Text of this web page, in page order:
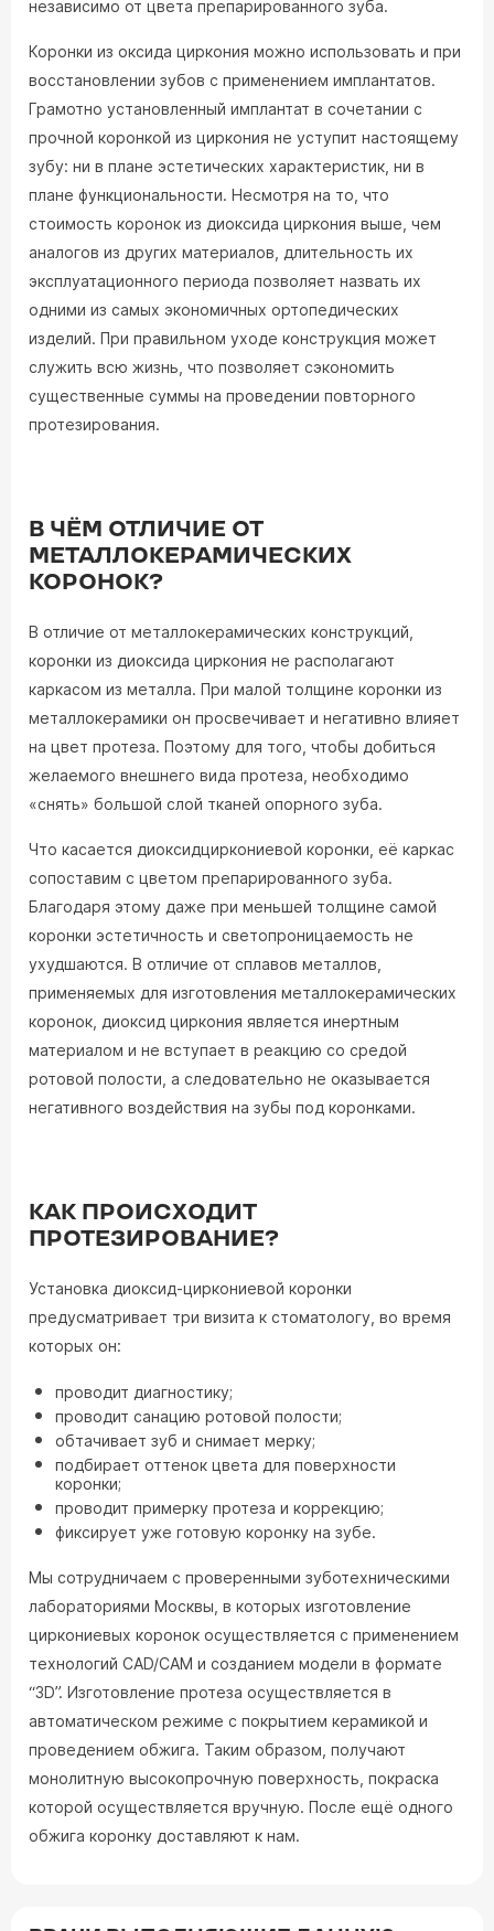
независимо от цвета препарированного зуба.
Коронки из оксида циркония можно использовать и при
восстановлении зубов с применением имплантатов.
Грамотно установленный имплантат в сочетании с
прочной коронкой из циркония не уступит настоящему
зубу: ни в плане эстетических характеристик, ни в
плане функциональности. Несмотря на то, что
стоимость коронок из диоксида циркония выше, чем
аналогов из других материалов, длительность их
эксплуатационного периода позволяет назвать их
одними из самых экономичных ортопедических
изделий. При правильном уходе конструкция может
служить всю жизнь, что позволяет сэкономить
существенные суммы на проведении повторного
протезирования.
В ЧЁМ ОТЛИЧИЕ ОТ
МЕТАЛЛОКЕРАМИЧЕСКИХ
КОРОНОК?
В отличие от металлокерамических конструкций,
коронки из диоксида циркония не располагают
каркасом из металла. При малой толщине коронки из
металлокерамики он просвечивает и негативно влияет
на цвет протеза. Поэтому для того, чтобы добиться
желаемого внешнего вида протеза, необходимо
«снять» большой слой тканей опорного зуба.
Что касается диоксидциркониевой коронки, её каркас
сопоставим с цветом препарированного зуба.
Благодаря этому даже при меньшей толщине самой
коронки эстетичность и светопроницаемость не
ухудшаются. В отличие от сплавов металлов,
применяемых для изготовления металлокерамических
коронок, диоксид циркония является инертным
материалом и не вступает в реакцию со средой
ротовой полости, а следовательно не оказывается
негативного воздействия на зубы под коронками.
КАК ПРОИСХОДИТ
ПРОТЕЗИРОВАНИЕ?
Установка диоксид-циркониевой коронки
предусматривает три визита к стоматологу, во время
которых он:
проводит диагностику;
проводит санацию ротовой полости;
обтачивает зуб и снимает мерку;
подбирает оттенок цвета для поверхности
коронки;
проводит примерку протеза и коррекцию;
фиксирует уже готовую коронку на зубе.
Мы сотрудничаем с проверенными зуботехническими
лабораториями Москвы, в которых изготовление
циркониевых коронок осуществляется с применением
технологий CAD/CAM и созданием модели в формате
“3D”. Изготовление протеза осуществляется в
автоматическом режиме с покрытием керамикой и
проведением обжига. Таким образом, получают
монолитную высокопрочную поверхность, покраска
которой осуществляется вручную. После ещё одного
обжига коронку доставляют к нам.